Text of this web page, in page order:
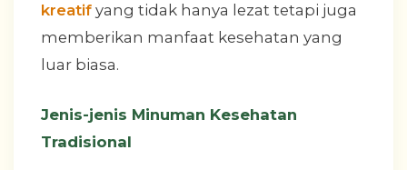
kreatif yang tidak hanya lezat tetapi juga
memberikan manfaat kesehatan yang
luar biasa.
Jenis-jenis Minuman Kesehatan
Tradisional